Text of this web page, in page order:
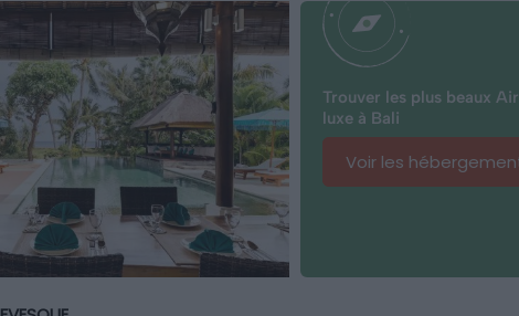
Trouver les plus beaux
luxe à Bali
Voir les